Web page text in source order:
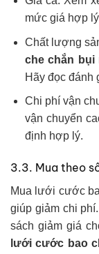
mức giá hợp
Chất lượng
che chắn bụi
Hãy đọc
Chi phí vận
vận chuyển
định hợp lý.
3.3. Mua theo
Mua lưới cước
giúp giảm chi
sách giảm giá
lưới cước bao